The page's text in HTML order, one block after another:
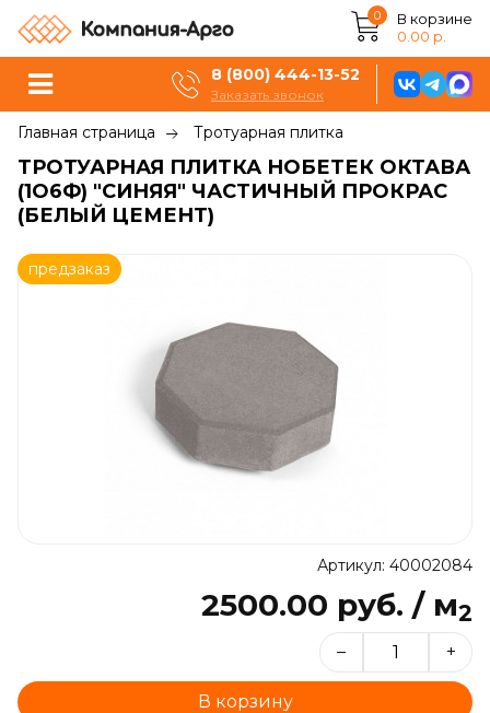
0
В корзине
0.00 р.
8 (800) 444-13-52
Заказать звонок
Главная страница Тротуарная плитка
ТРОТУАРНАЯ ПЛИТКА НОБЕТЕК ОКТАВА
(1О6Ф) "СИНЯЯ" ЧАСТИЧНЫЙ ПРОКРАС
(БЕЛЫЙ ЦЕМЕНТ)
предзаказ
Артикул: 40002084
2500.00 руб. / м2
– +
В корзину